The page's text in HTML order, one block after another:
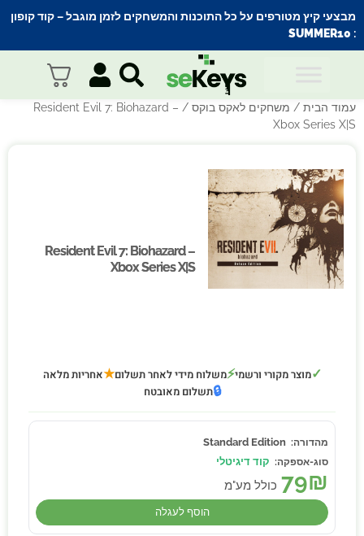
מבצעי קיץ מטורפים על כל התוכנות והמשחקים לזמן מוגבל – קוד קופון
:
SUMMER10
עמוד הבית / משחקים לאקס בוקס
/ Resident Evil 7: Biohazard –
Xbox Series X|S
Resident Evil 7: Biohazard –
Xbox Series X|S
Resident Evil 7: Biohazard –
Xbox Series X|S
✓מוצר מקורי ורשמי⚡משלוח מידי לאחר תשלום★אחריות מלאה
🔒תשלום מאובטח
Standard Edition
קוד דיגיטלי
79₪ כולל מע"מ
הוסף לעגלה